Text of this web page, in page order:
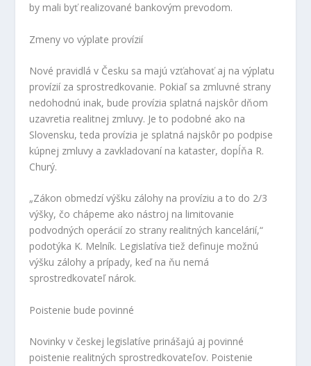
by mali byť realizované bankovým prevodom.
Zmeny vo výplate provízií
Nové pravidlá v Česku sa majú vzťahovať aj na výplatu
provízií za sprostredkovanie. Pokiaľ sa zmluvné strany
nedohodnú inak, bude provízia splatná najskôr dňom
uzavretia realitnej zmluvy. Je to podobné ako na
Slovensku, teda provízia je splatná najskôr po podpise
kúpnej zmluvy a zavkladovaní na kataster, dopĺňa R.
Churý.
„Zákon obmedzí výšku zálohy na províziu a to do 2/3
výšky, čo chápeme ako nástroj na limitovanie
podvodných operácií zo strany realitných kancelárií,“
podotýka K. Melník. Legislatíva tiež definuje možnú
výšku zálohy a prípady, keď na ňu nemá
sprostredkovateľ nárok.
Poistenie bude povinné
Novinky v českej legislatíve prinášajú aj povinné
poistenie realitných sprostredkovateľov. Poistenie